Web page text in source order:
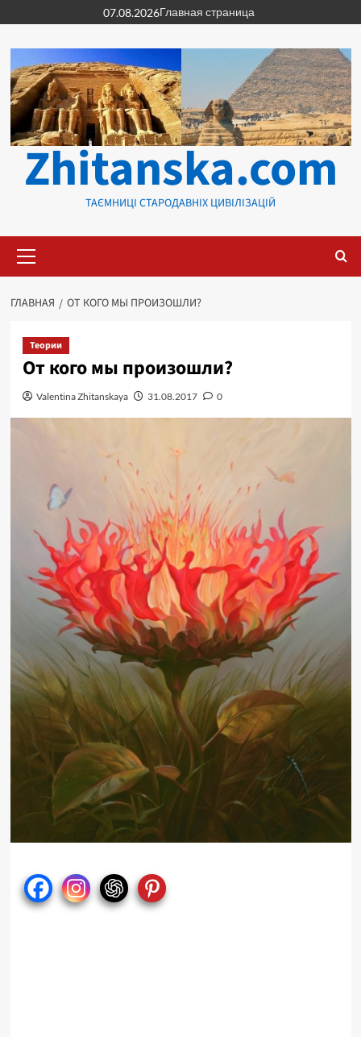
к
содержимому
07.08.2026Главная страница
Zhitanska.com
ТАЄМНИЦІ СТАРОДАВНІХ ЦИВІЛІЗАЦІЙ
меню
ГЛАВНАЯ ОТ КОГО МЫ ПРОИЗОШЛИ?
Теории
От кого мы произошли?
Valentina Zhitanskaya 31.08.2017 0